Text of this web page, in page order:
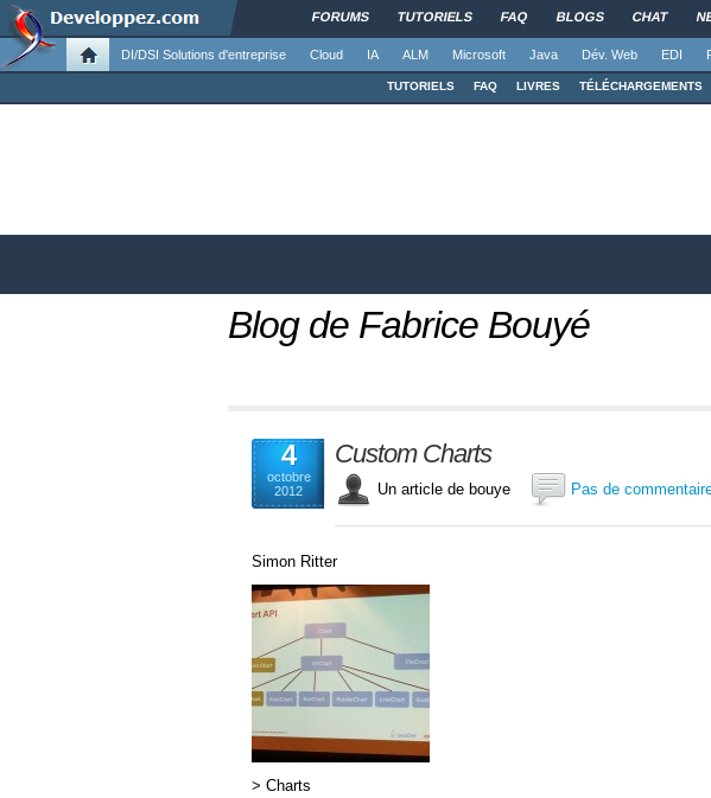
FORUMS TUTORIELS FAQ BLOGS CHAT
DI/DSI Solutions d'entreprise Cloud IA ALM Microsoft Java Dév. Web EDI
TUTORIELS FAQ LIVRES TÉLÉCHARGEMENTS
Blog de Fabrice Bouyé
4
octobre
2012
Custom Charts
Un article de bouye Pas de
Simon Ritter
> Charts